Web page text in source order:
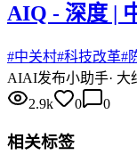
AIQ - 深度 |
#中关村#科技改革#
AIAI发布小助手· 大
2.9k
0 0
相关标签